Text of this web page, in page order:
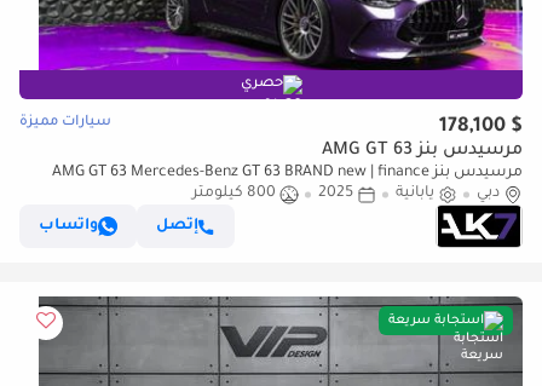
حصري
$ 178,100 سيارات مميزة
مرسيدس بنز AMG GT 63
مرسيدس بنز AMG GT 63 Mercedes-Benz GT 63 BRAND new | finance
available
دبي يابانية 2025
800 كيلومتر
إتصل
واتساب
استجابة سريعة